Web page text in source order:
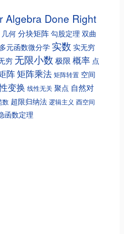
Algebra Done Right
几何分块矩阵勾股定理 双曲
多元函数微分学 实数 实无穷
穷 无限小数 极限 概率 点
阵矩阵乘法 矩阵转置 空间
变换 线性无关 聚点 自然对
数 超限归纳法 逻辑主义 酉空间
函数定理